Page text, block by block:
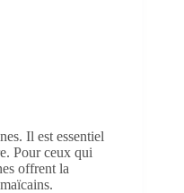
Il est essentiel
Pour ceux qui
offrent la